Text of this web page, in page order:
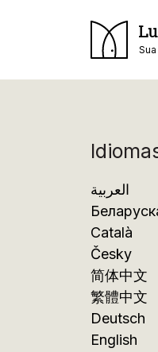
العربية
Català
Česky
简体中文
繁體中文
Deutsch
English